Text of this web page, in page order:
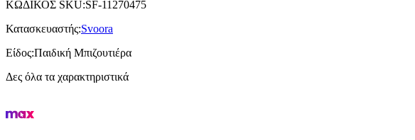
ΚΩΔΙΚΟΣ SKU:SF-11270475
Κατασκευαστής:Svoora
Είδος:Παιδική Μπιζουτιέρα
Δες όλα τα χαρακτηριστικά